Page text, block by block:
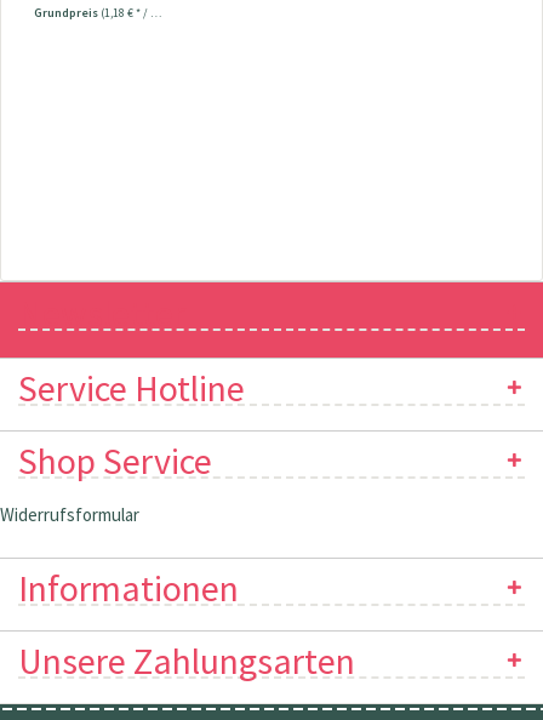
Grundpreis (1,18 € * / 1 Stück)
Service Hotline
Shop Service
Widerrufsformular
Informationen
Unsere Zahlungsarten